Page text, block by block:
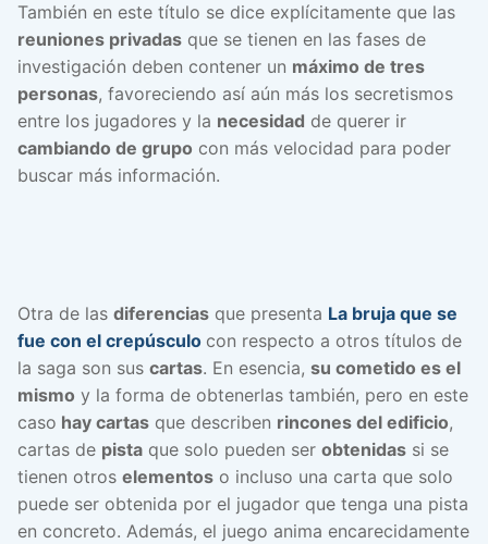
También en este título se dice explícitamente que las
reuniones privadas que se tienen en las fases de
investigación deben contener un máximo de tres
personas, favoreciendo así aún más los secretismos
entre los jugadores y la necesidad de querer ir
cambiando de grupo con más velocidad para poder
buscar más información.
Otra de las diferencias que presenta La bruja que se
fue con el crepúsculo con respecto a otros títulos de
la saga son sus cartas. En esencia, su cometido es el
mismo y la forma de obtenerlas también, pero en este
caso hay cartas que describen rincones del edificio,
cartas de pista que solo pueden ser obtenidas si se
tienen otros elementos o incluso una carta que solo
puede ser obtenida por el jugador que tenga una pista
en concreto. Además, el juego anima encarecidamente